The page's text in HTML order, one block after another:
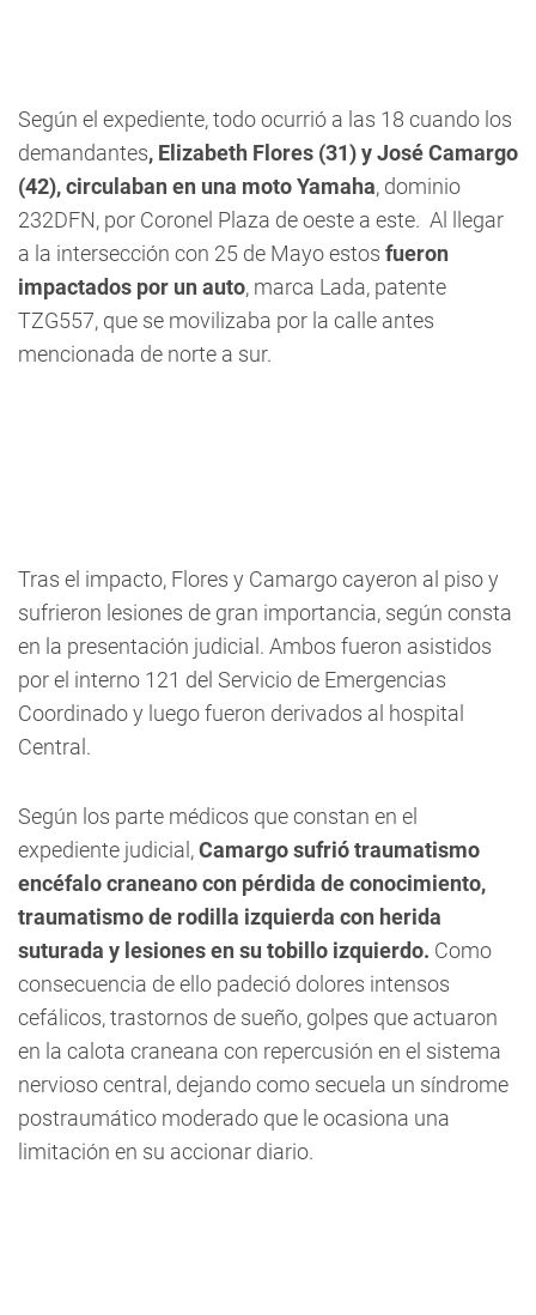
Según el expediente, todo ocurrió a las 18 cuando los
demandantes, Elizabeth Flores (31) y José Camargo
(42), circulaban en una moto Yamaha, dominio
232DFN, por Coronel Plaza de oeste a este. Al llegar
a la intersección con 25 de Mayo estos fueron
impactados por un auto, marca Lada, patente
TZG557, que se movilizaba por la calle antes
mencionada de norte a sur.
Tras el impacto, Flores y Camargo cayeron al piso y
sufrieron lesiones de gran importancia, según consta
en la presentación judicial. Ambos fueron asistidos
por el interno 121 del Servicio de Emergencias
Coordinado y luego fueron derivados al hospital
Central.
Según los parte médicos que constan en el
expediente judicial,Camargo sufrió traumatismo
encéfalo craneano con pérdida de conocimiento,
traumatismo de rodilla izquierda con herida
suturada y lesiones en su tobillo izquierdo. Como
consecuencia de ello padeció dolores intensos
cefálicos, trastornos de sueño, golpes que actuaron
en la calota craneana con repercusión en el sistema
nervioso central, dejando como secuela un síndrome
postraumático moderado que le ocasiona una
limitación en su accionar diario.